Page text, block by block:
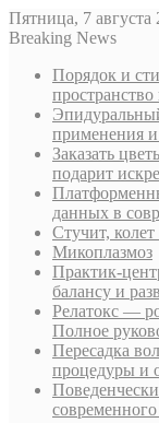
Пятница, 7 августа
Breaking News
Порядок и
применения и
Заказать
подарит
данных в
Стучит,
Микоплазмоз
Практик-
балансу и
Релатокс —
Полное
Пересадка
процедуры и